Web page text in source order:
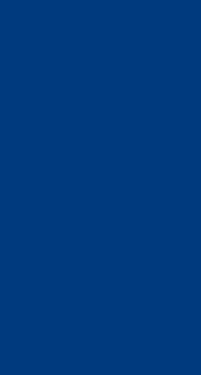
Thinkpad T440
nhiệt độ cao.